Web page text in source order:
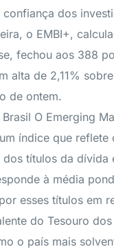
dos
o EMBI+,
fechou aos 388
alta de 2,11%
de ontem.
O Emerging
índice que reflete
títulos da dívida
à média
esses títulos em
do Tesouro
o país mais